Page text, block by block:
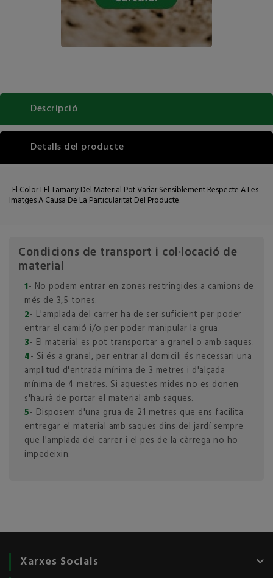
Descripció
Detalls del producte
-El Color I El Tamany Del Material Pot Variar Sensiblement Respecte A Les
Imatges A Causa De La Particularitat Del Producte.
Condicions de transport i col·locació de
material
1- No podem entrar en zones restringides a camions de
més de 3,5 tones.
2- L'amplada del carrer ha de ser suficient per poder
entrar el camió i/o per poder manipular la grua.
3- El material es pot transportar a granel o amb saques.
4- Si és a granel, per entrar al domicili és necessari una
amplitud d'entrada mínima de 3 metres i d'alçada
mínima de 4 metres. Si aquestes mides no es donen
s'haurà de portar el material amb saques.
5- Disposem d'una grua de 21 metres que ens facilita
entregar el material amb saques dins del jardí sempre
que l'amplada del carrer i el pes de la càrrega no ho
impedeixin.
Xarxes Socials keyboard_arrow_down